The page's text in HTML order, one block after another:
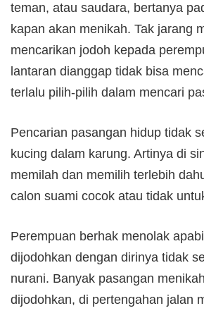
teman, atau saudara, bertanya
kapan akan menikah. Tak jarang
mencarikan jodoh kepada
lantaran dianggap tidak bisa
terlalu pilih-pilih dalam mencari
Pencarian pasangan hidup tidak
kucing dalam karung. Artinya di
memilah dan memilih terlebih
calon suami cocok atau tidak
Perempuan berhak menolak
dijodohkan dengan dirinya tidak
nurani. Banyak pasangan
dijodohkan, di pertengahan jalan